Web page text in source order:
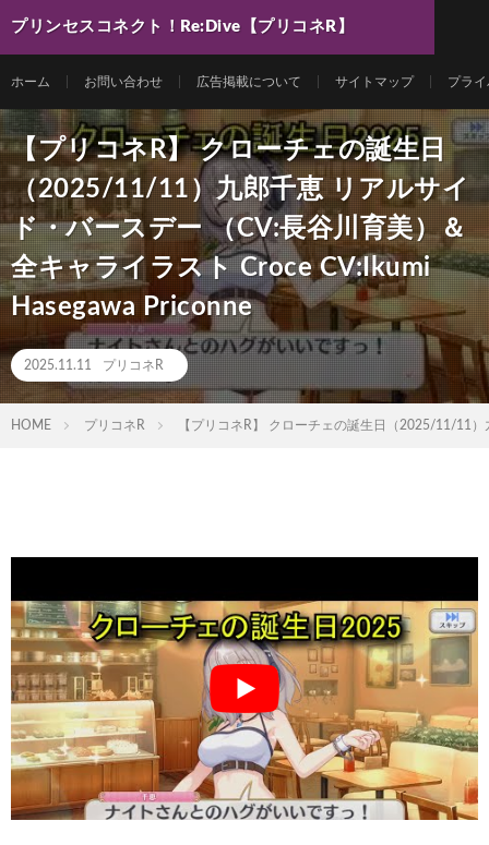
プリンセスコネクト！Re:Dive【プリコネR】
ホーム お問い合わせ 広告掲載について サイトマップ プラ
【プリコネR】 クローチェの誕生日
（2025/11/11）九郎千恵 リアルサイ
ド・バースデー （CV:長谷川育美）＆
全キャライラスト Croce CV:Ikumi
Hasegawa Priconne
2025.11.11 プリコネR
HOME プリコネR 【プリコネR】 クローチェの誕生日（2025/11/11